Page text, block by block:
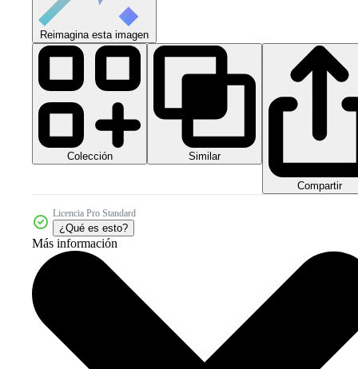
Reimagina esta imagen
Colección Similar
Compartir
Licencia Pro Standard
¿Qué es esto?
Más información